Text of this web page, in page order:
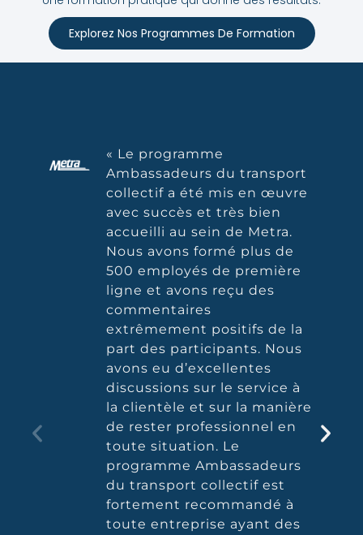
Explorez Nos Programmes De Formation
« Le programme
Ambassadeurs du transport
collectif a été mis en œuvre
avec succès et très bien
accueilli au sein de Metra.
Nous avons formé plus de
500 employés de première
ligne et avons reçu des
commentaires
extrêmement positifs de la
part des participants. Nous
avons eu d’excellentes
discussions sur le service à
la clientèle et sur la manière
de rester professionnel en
toute situation. Le
programme Ambassadeurs
du transport collectif est
fortement recommandé à
toute entreprise ayant des